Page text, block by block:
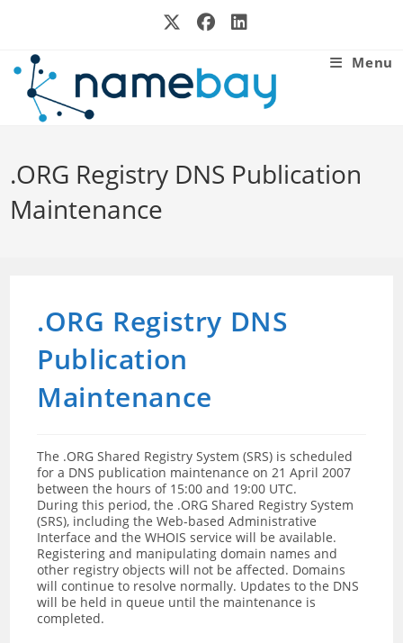
Menu
.ORG Registry DNS Publication
Maintenance
.ORG Registry DNS
Publication
Maintenance
The .ORG Shared Registry System (SRS) is scheduled
for a DNS publication maintenance on 21 April 2007
between the hours of 15:00 and 19:00 UTC.
During this period, the .ORG Shared Registry System
(SRS), including the Web-based Administrative
Interface and the WHOIS service will be available.
Registering and manipulating domain names and
other registry objects will not be affected. Domains
will continue to resolve normally. Updates to the DNS
will be held in queue until the maintenance is
completed.